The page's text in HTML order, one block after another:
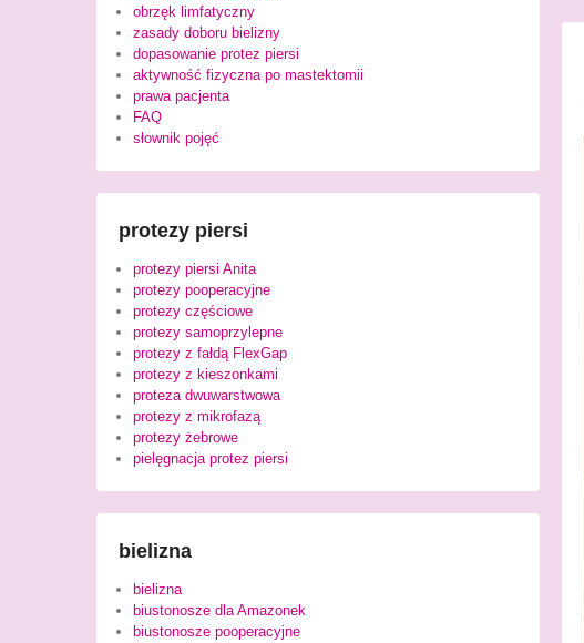
obrzęk limfatyczny
zasady doboru bielizny
dopasowanie protez piersi
aktywność fizyczna po mastektomii
prawa pacjenta
FAQ
słownik pojęć
protezy piersi
protezy piersi Anita
protezy pooperacyjne
protezy częściowe
protezy samoprzylepne
protezy z fałdą FlexGap
protezy z kieszonkami
proteza dwuwarstwowa
protezy z mikrofazą
protezy żebrowe
pielęgnacja protez piersi
bielizna
bielizna
biustonosze dla Amazonek
biustonosze pooperacyjne